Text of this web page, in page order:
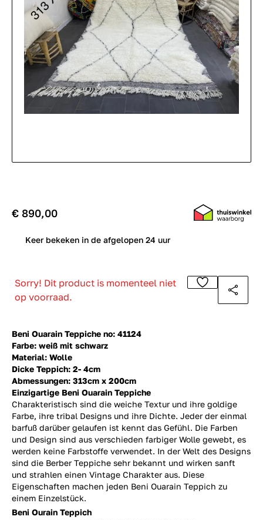
Beni Ouarain Teppiche no: 41124
Farbe: weiß mit schwarz
Material: Wolle
Dicke Teppich: 2- 4cm
Abmessungen: 313cm x 200cm
Einzigartige Beni Ouarain Teppiche
Charakteristisch sind die weiche Textur und ihre goldige
Farbe, ihre tribal Designs und ihre Dichte. Jeder der einmal
barfuß darüber gelaufen ist kennt das Gefühl. Die Farben
und Design sind aus verschieden farbiger Wolle gewebt, es
werden keine Farbstoffe verwendet. In der Welt des Designs
sind die Berber Teppiche sehr bekannt und wirken sanft
und strahlen einen Vintage Charakter aus. Diese
Eigenschaften machen jeden Beni Ouarain Teppich zu
einem Einzelstück.
€ 890,00
Keer bekeken in de afgelopen 24 uur
Sorry! Dit product is momenteel niet
op voorraad.
Beni Ourain Teppich